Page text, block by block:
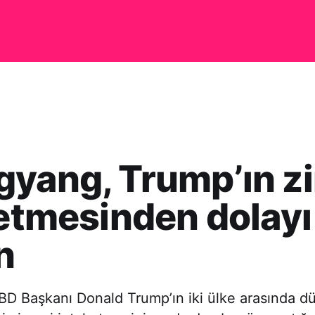
Trump’ın
dolayı
Başkanı Donald Trump’ın iki ülke arasında